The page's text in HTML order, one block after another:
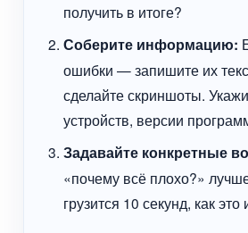
получить в итоге?
Соберите информацию:
ошибки — запишите их
сделайте скриншоты.
устройств, версии
Задавайте конкретные
«почему всё плохо?»
грузится 10 секунд, как